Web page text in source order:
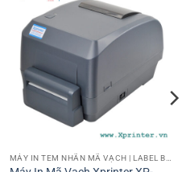
MÁY IN TEM NHÃN MÃ VẠCH | LABEL BARCODE PRINTER